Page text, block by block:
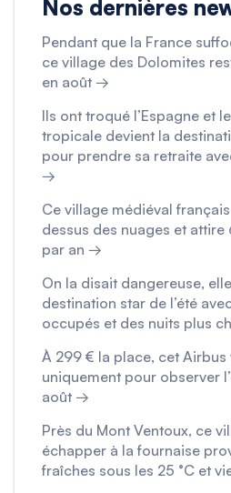
Nos dernières
Pendant que la France
ce village des Dolomites
en août →
Ils ont troqué l’Espagne et
tropicale devient la
pour prendre sa retraite
→
Ce village médiéval
dessus des nuages et
par an →
On la disait dangereuse,
destination star de l’été
occupés et des nuits plus
À 299 € la place, cet
uniquement pour observer
août →
Près du Mont Ventoux, ce
échapper à la fournaise
fraîches sous les 25 °C et